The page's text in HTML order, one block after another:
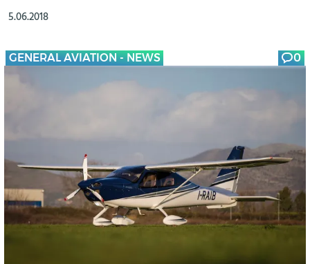
5.06.2018
GENERAL AVIATION - NEWS 0